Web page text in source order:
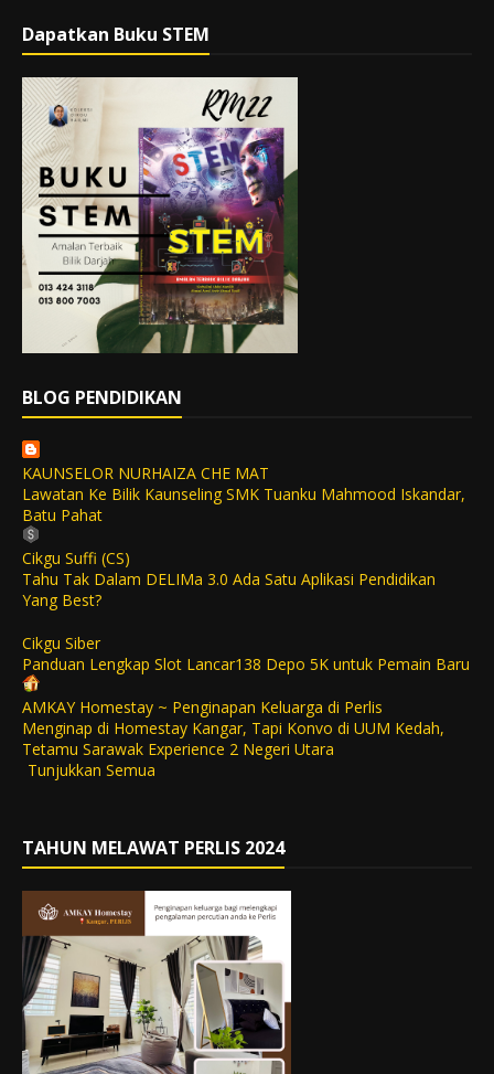
Dapatkan Buku STEM
BLOG PENDIDIKAN
KAUNSELOR NURHAIZA CHE MAT
Lawatan Ke Bilik Kaunseling SMK Tuanku Mahmood Iskandar,
Batu Pahat
Cikgu Suffi (CS)
Tahu Tak Dalam DELIMa 3.0 Ada Satu Aplikasi Pendidikan
Yang Best?
Cikgu Siber
Panduan Lengkap Slot Lancar138 Depo 5K untuk Pemain Baru
AMKAY Homestay ~ Penginapan Keluarga di Perlis
Menginap di Homestay Kangar, Tapi Konvo di UUM Kedah,
Tetamu Sarawak Experience 2 Negeri Utara
Tunjukkan Semua
TAHUN MELAWAT PERLIS 2024